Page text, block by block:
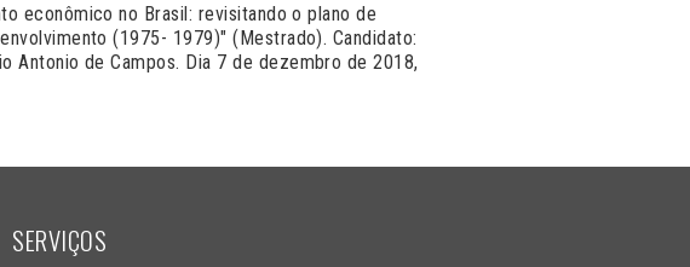
econômico no Brasil: revisitando o plano de
(1975- 1979)" (Mestrado). Candidato:
Antonio de Campos. Dia 7 de dezembro de 2018,
SERVIÇOS